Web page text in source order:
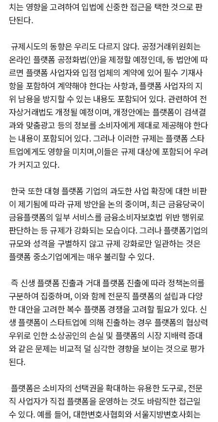
치는 영향을 고려하여 입법에 신중한 접근을 택한 것으로 판
단된다.
규제시도의 동향은 우리도 다르지 않다. 공정거래위원회는
온라인 플랫폼 공정화법(안)을 제정할 예정인데, 동 법안에 따
르면 플랫폼 사업자와 입점 업체의 계약에 있어 필수 기재사
항을 포함하여 계약해야 한다는 사항과, 플랫폼 사업자의 지
위 남용을 방지할 수 있는 내용도 포함되어 있다. 관련하여 전
자상거래법도 개정될 예정이며, 개정안에는 플랫폼이 검색결
과와 맞춤광고 등의 정보를 소비자에게 제대로 제공해야 한다
는 내용이 포함되어 있다. 그러나 이러한 규제는 플랫폼 스타
트업에게도 영향을 미치며,이들은 규제 대상에 포함되어 우려
가 커지고 있다.
한국 또한 대형 플랫폼 기업의 과도한 사업 확장에 대한 비판
이 제기됨에 따라 규제 방안을 논의 중이며, 최근 금융당국이
금융플랫폼의 일부 서비스를 금융소비자보호법 위반 행위로
판단하는 등 규제가 강화되는 모습이다. 그러나 플랫폼기업의
규모와 성격을 구별하지 않고 규제 강화로만 일관하는 것은
플랫폼 중소기업에게는 매우 불리할 수 있다.
즉 신생 플랫폼 진출과 거대 플랫폼 진출에 따라 정책논의를
구분하여 집중하며, 이와 함께 전문직 플랫폼의 설립과 다양
한 대안을 고려한 복수 플랫폼 경쟁을 고려할 필요가 있다. 신
생 플랫폼이 스타트업에 의해 진출하는 경우 플랫폼의 협상력
우위로 인한 소상공인의 손실 및 플랫폼의 시장 지배력 증대
와 같은 문제는 비교적 덜 심각한 경향을 보이는 것으로 평가
된다.
플랫폼은 소비자의 선택권을 확대하는 유용한 도구로, 전문
직 사업자가 직접 플랫폼을 운영하는 것도 바람직한 접근일
수 있다. 예를 들어, 대한변호사협회와 서울지방변호사회는